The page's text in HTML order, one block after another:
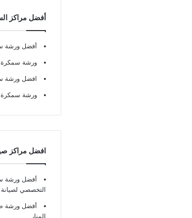
أفضل مراكز
أفضل ورشة
ورشة سمكرة
افضل ورشة
ورشة سمكرة
افضل مراكز
أفضل ورشة
التخصصي لصيانة
أفضل ورشة
المنار